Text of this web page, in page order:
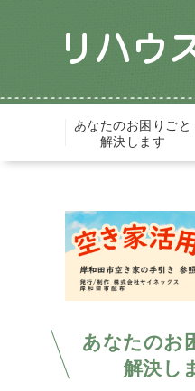
あなたのお困りごと
解決します
あなたのお
解決し